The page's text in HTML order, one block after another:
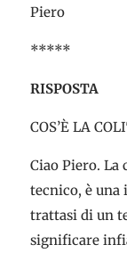
Piero
*****
RISPOSTA
COS’È LA
Ciao Piero.
tecnico, è
trattasi di un
significare